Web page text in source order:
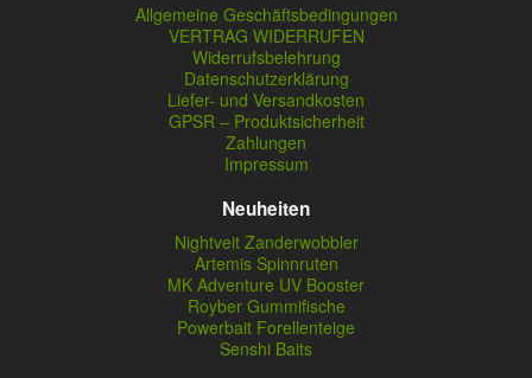
Allgemeine Geschäftsbedingungen
VERTRAG WIDERRUFEN
Widerrufsbelehrung
Datenschutzerklärung
Liefer- und Versandkosten
GPSR – Produktsicherheit
Zahlungen
Impressum
Neuheiten
Nightveit Zanderwobbler
Artemis Spinnruten
MK Adventure UV Booster
Royber Gummifische
Powerbait Forellenteige
Senshi Baits